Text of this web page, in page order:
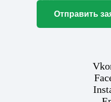
Отправить